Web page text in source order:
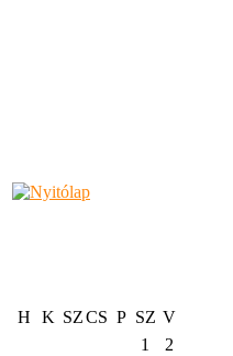
H K SZCS P SZ V
1
2